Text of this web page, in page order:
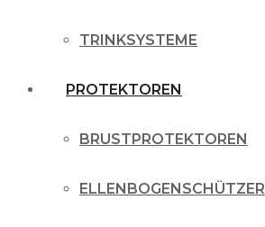
TRINKSYSTEME
PROTEKTOREN
BRUSTPROTEKTOREN
ELLENBOGENSCHÜTZER